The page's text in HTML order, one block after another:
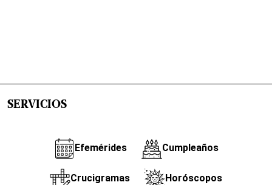
SERVICIOS
Efemérides Cumpleaños
Crucigramas Horóscopos